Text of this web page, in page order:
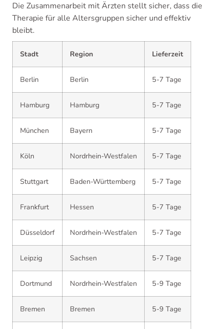
Die Zusammenarbeit mit Ärzten stellt sicher, dass die
Therapie für alle Altersgruppen sicher und effektiv
bleibt.
Stadt Region Lieferzeit
Berlin Berlin 5-7 Tage
Hamburg Hamburg 5-7 Tage
München Bayern 5-7 Tage
Köln Nordrhein-Westfalen 5-7 Tage
Stuttgart Baden-Württemberg 5-7 Tage
Frankfurt Hessen 5-7 Tage
Düsseldorf Nordrhein-Westfalen 5-7 Tage
Leipzig Sachsen 5-7 Tage
Dortmund Nordrhein-Westfalen 5-9 Tage
Bremen Bremen 5-9 Tage